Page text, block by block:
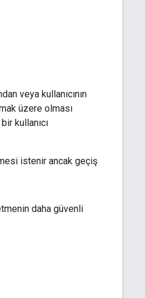
veya kullanıcının
üzere olması
kullanıcı
istenir ancak geçiş
daha güvenli